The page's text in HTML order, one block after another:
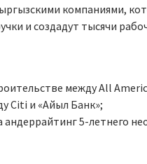
компаниями,
и создадут тысячи
между All
Citi и «Айыл Банк»;
5-летнего